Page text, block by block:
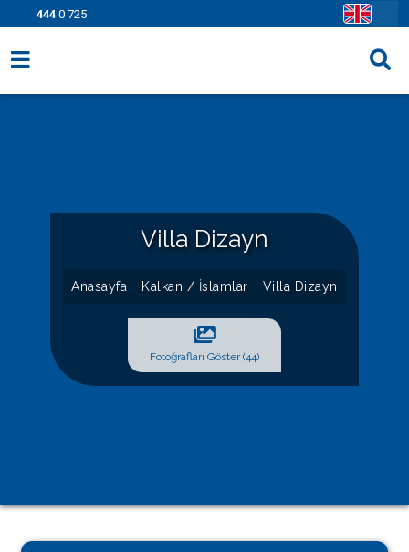
444 0 725
Villa Dizayn
Anasayfa Kalkan / İslamlar Villa Dizayn
Fotoğrafları Göster (44)